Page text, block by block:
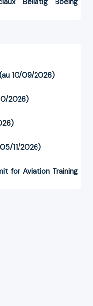
10/09/2026)
2026)
11/2026)
for Aviation Training